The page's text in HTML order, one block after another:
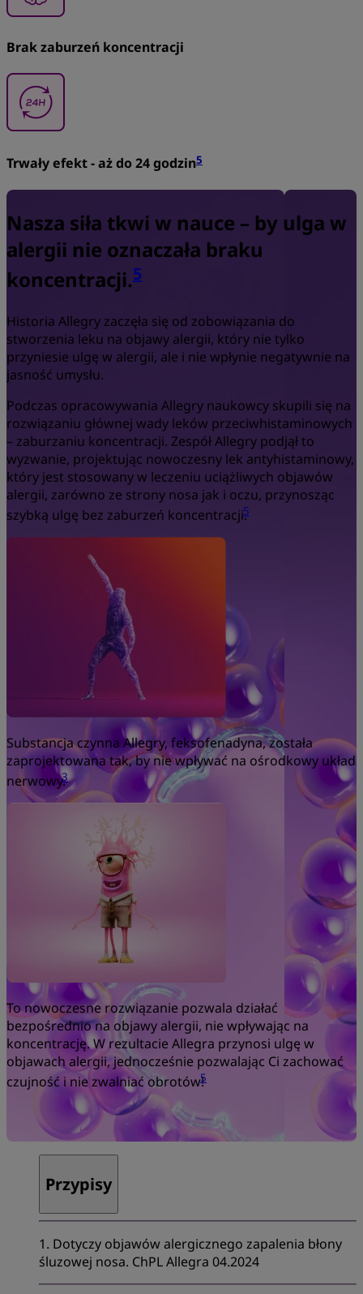
Brak zaburzeń koncentracji
Trwały efekt - aż do 24 godzin5
Nasza siła tkwi w nauce – by ulga w
alergii nie oznaczała braku
koncentracji.5
Historia Allegry zaczęła się od zobowiązania do
stworzenia leku na objawy alergii, który nie tylko
przyniesie ulgę w alergii, ale i nie wpłynie negatywnie na
jasność umysłu.
Podczas opracowywania Allegry naukowcy skupili się na
rozwiązaniu głównej wady leków przeciwhistaminowych
– zaburzaniu koncentracji. Zespół Allegry podjął to
wyzwanie, projektując nowoczesny lek antyhistaminowy,
który jest stosowany w leczeniu uciążliwych objawów
alergii, zarówno ze strony nosa jak i oczu, przynosząc
szybką ulgę bez zaburzeń koncentracji.5
Substancja czynna Allegry, feksofenadyna, została
zaprojektowana tak, by nie wpływać na ośrodkowy układ
nerwowy.3
To nowoczesne rozwiązanie pozwala działać
bezpośrednio na objawy alergii, nie wpływając na
koncentrację. W rezultacie Allegra przynosi ulgę w
objawach alergii, jednocześnie pozwalając Ci zachować
czujność i nie zwalniać obrotów!5
Przypisy
1. Dotyczy objawów alergicznego zapalenia błony
śluzowej nosa. ChPL Allegra 04.2024